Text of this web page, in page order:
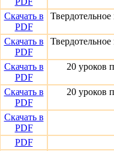
Скачать в
PDF
Скачать в
PDF
Скачать в
PDF
20 уроков
Скачать в
PDF
20 уроков
Скачать в
PDF
PDF